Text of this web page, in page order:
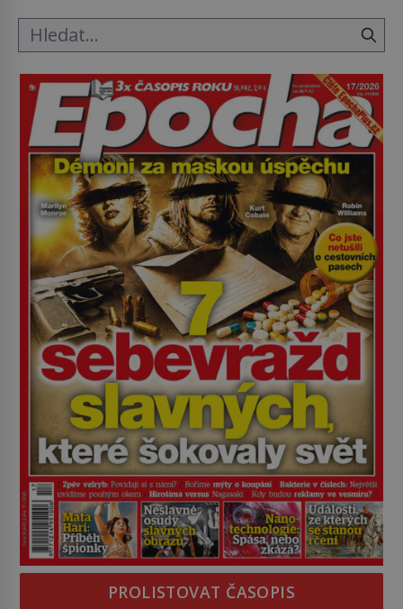
PROLISTOVAT ČASOPIS